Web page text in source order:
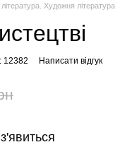
Художня література
12382 Написати відгук